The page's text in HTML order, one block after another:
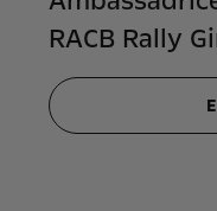
RACB Rally